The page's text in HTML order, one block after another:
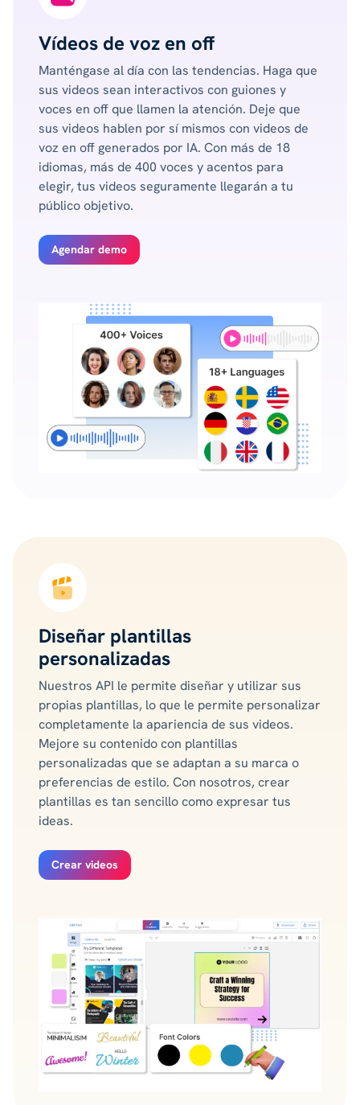
Vídeos de voz en off
Manténgase al día con las tendencias. Haga que
sus videos sean interactivos con guiones y
voces en off que llamen la atención. Deje que
sus videos hablen por sí mismos con videos de
voz en off generados por IA. Con más de 18
idiomas, más de 400 voces y acentos para
elegir, tus videos seguramente llegarán a tu
público objetivo.
Agendar demo
Diseñar plantillas
personalizadas
Nuestros API le permite diseñar y utilizar sus
propias plantillas, lo que le permite personalizar
completamente la apariencia de sus videos.
Mejore su contenido con plantillas
personalizadas que se adaptan a su marca o
preferencias de estilo. Con nosotros, crear
plantillas es tan sencillo como expresar tus
ideas.
Crear videos